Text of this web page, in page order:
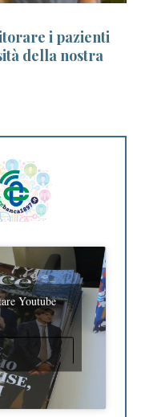
i pazienti
della nostra
Youtube